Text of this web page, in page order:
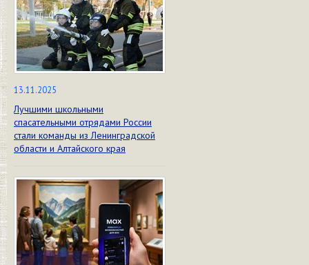
13.11.2025
Лучшими школьными
спасательными отрядами России
стали команды из Ленинградской
области и Алтайского края